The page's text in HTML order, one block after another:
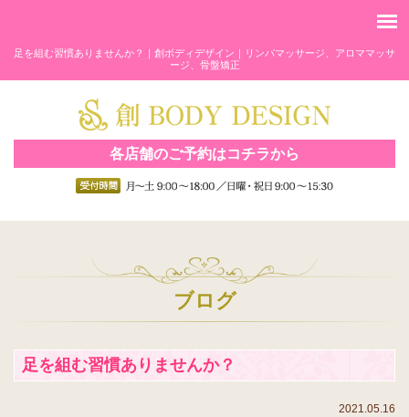
足を組む習慣ありませんか？｜創ボディデザイン｜リンパマッサージ、アロママッサ
ージ、骨盤矯正
各店舗のご予約はコチラから
ブログ
足を組む習慣ありませんか？
2021.05.16